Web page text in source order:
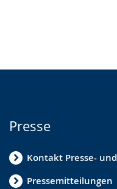
Presse
Kontakt Presse-
Pressemitteilungen